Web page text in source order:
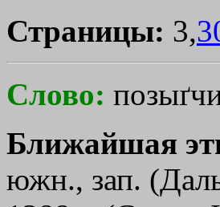
Страницы: 3,
Слово:
Ближайшая
южн., зап.